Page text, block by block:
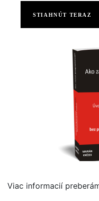
STIAHNÚT TERAZ
Viac informacií